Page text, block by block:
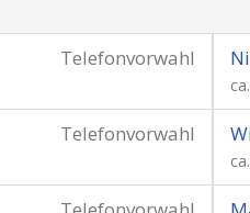
Telefonvorwahl
Telefonvorwahl